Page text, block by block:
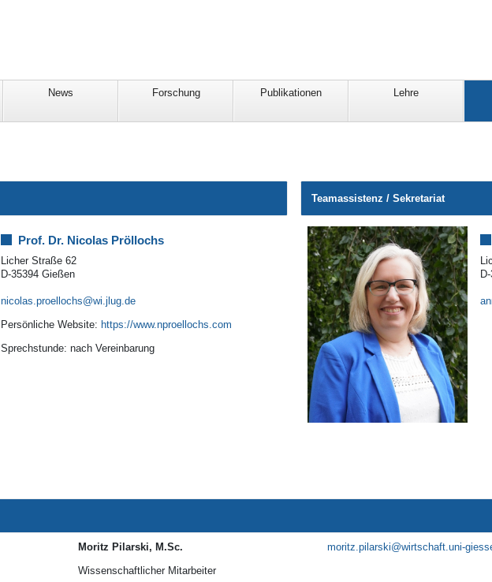
News Forschung Publikationen Lehre
Prof. Dr. Nicolas Pröllochs
Licher Straße 62
D-35394 Gießen
nicolas.proellochs@wi.jlug.de
Persönliche Website: https://www.nproellochs.com
Sprechstunde: nach Vereinbarung
Teamassistenz / Sekretariat
Moritz Pilarski, M.Sc.
Wissenschaftlicher Mitarbeiter
moritz.pilarski@wirtschaft.uni-